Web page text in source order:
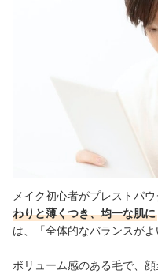
メイク初心者がプレストパ
わりと薄くつき、均一な肌に
は、「全体的なバランスがよ
ボリューム感のある毛で、